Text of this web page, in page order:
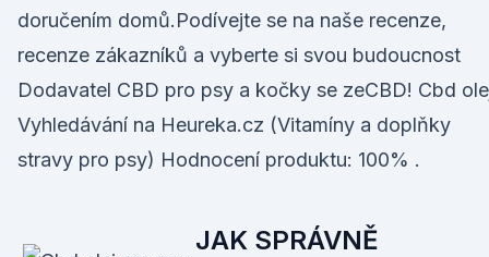
doručením domů.Podívejte se na naše recenze,
recenze zákazníků a vyberte si svou budoucnost
Dodavatel CBD pro psy a kočky se zeCBD! Cbd
Vyhledávání na Heureka.cz (Vitamíny a doplňky
stravy pro psy) Hodnocení produktu: 100% .
JAK SPRÁVNĚ